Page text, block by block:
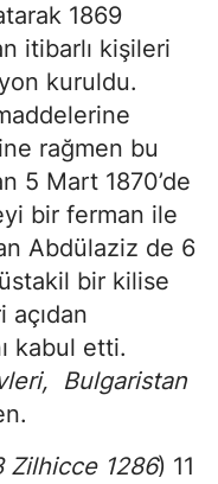
1869
itibarlı kişileri
kuruldu.
rağmen bu
5 Mart 1870’de
bir ferman ile
Abdülaziz de 6
bir kilise
açıdan
kabul etti.
Bulgaristan
Zilhicce 1286) 11